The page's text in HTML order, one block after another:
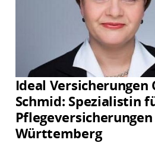
Ideal Versicherungen
Schmid: Spezialistin
Württemberg